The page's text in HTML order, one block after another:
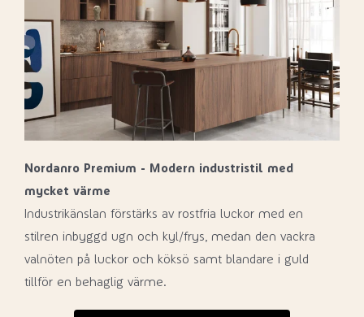
Nordanro Premium - Modern industristil med
mycket värme
Industrikänslan förstärks av rostfria luckor med en
stilren inbyggd ugn och kyl/frys, medan den vackra
valnöten på luckor och köksö samt blandare i guld
tillför en behaglig värme.